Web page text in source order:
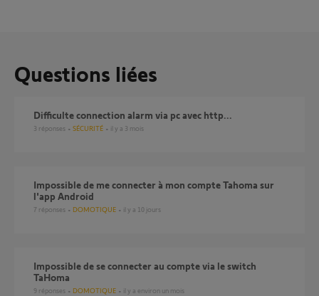
Questions liées
Difficulte connection alarm via pc avec http...
3 réponses SÉCURITÉ il y a 3 mois
Impossible de me connecter à mon compte Tahoma sur
l'app Android
7 réponses DOMOTIQUE il y a 10 jours
Impossible de se connecter au compte via le switch
TaHoma
9 réponses DOMOTIQUE il y a environ un mois